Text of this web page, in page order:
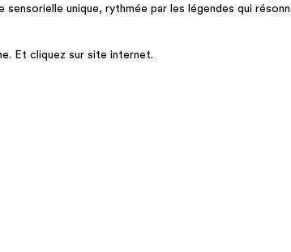
sensorielle unique, rythmée par les légendes qui
Et cliquez sur site internet.